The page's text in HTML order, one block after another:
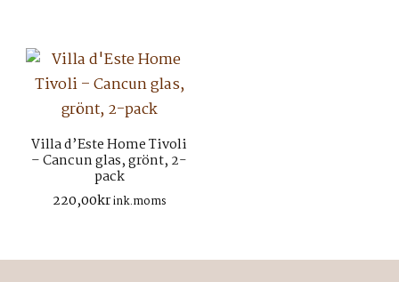
Villa d’Este Home Tivoli
– Cancun glas, grönt, 2-
pack
220,00krink.moms